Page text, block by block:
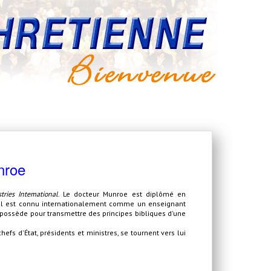
Intemational. Le docteur Munroe est diplômé en
est connu internationalement comme un enseignant
pour transmettre des principes bibliques d'une
d'État, présidents et ministres, se tournent vers lui